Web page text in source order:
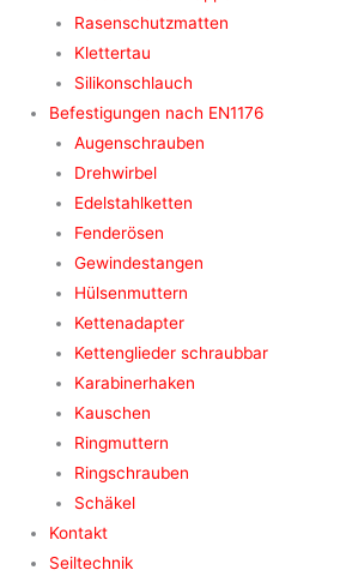
Rasenschutzmatten
Klettertau
Silikonschlauch
Befestigungen nach EN1176
Augenschrauben
Drehwirbel
Edelstahlketten
Fenderösen
Gewindestangen
Hülsenmuttern
Kettenadapter
Kettenglieder schraubbar
Karabinerhaken
Kauschen
Ringmuttern
Ringschrauben
Schäkel
Kontakt
Seiltechnik